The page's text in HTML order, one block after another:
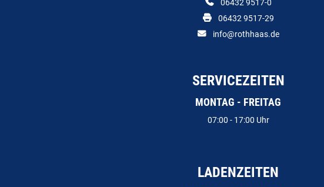
06432 9517-0
06432 9517-29
info@rothhaas.de
SERVICEZEITEN
MONTAG - FREITAG
07:00 - 17:00 Uhr
LADENZEITEN